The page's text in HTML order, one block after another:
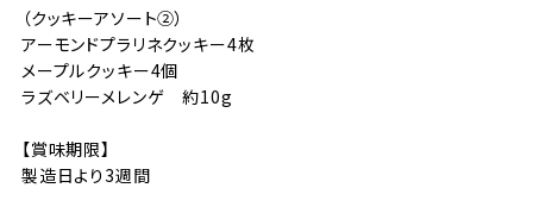
（クッキーアソート②）
アーモンドプラリネクッキー4枚
メープルクッキー4個
ラズベリーメレンゲ 約10g
【賞味期限】
製造日より3週間